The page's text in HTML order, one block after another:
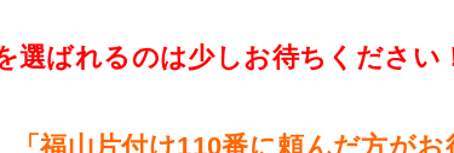
選ばれるのは少しお待ちください
「福山片付け110番に頼んだ方がお